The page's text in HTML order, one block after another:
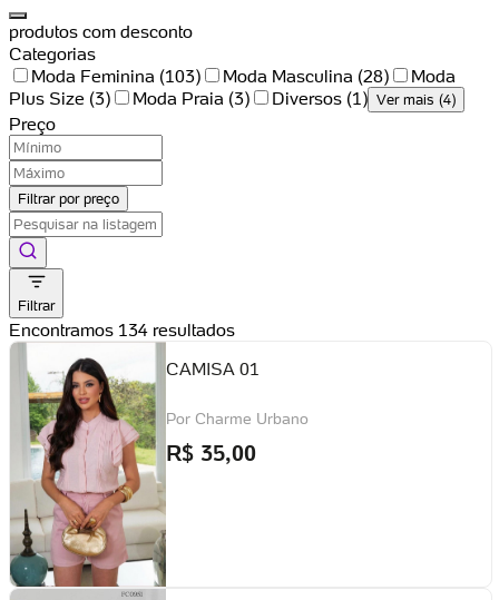
produtos com desconto
Categorias
Moda Feminina (103) Moda Masculina (28)
Moda
Plus Size (3) Moda Praia (3) Diversos (1) Ver mais (4)
Preço
Filtrar por preço
Filtrar
Encontramos 134 resultados
CAMISA 01
Por Charme Urbano
R$ 35,00